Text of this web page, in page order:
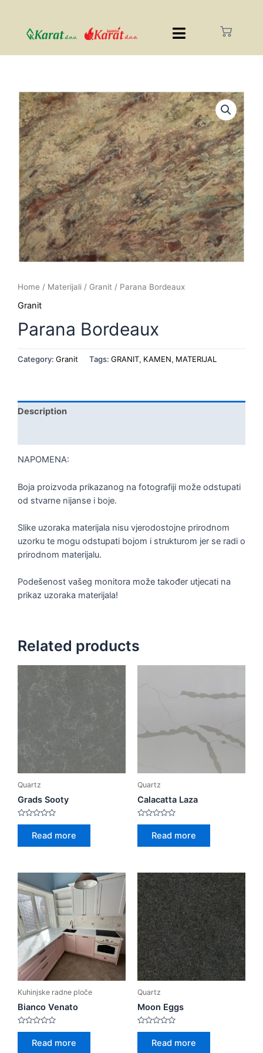
Home / Materijali / Granit / Parana Bordeaux
Granit
Parana Bordeaux
Category: Granit Tags: GRANIT, KAMEN, MATERIJAL
Description
NAPOMENA:
Boja proizvoda prikazanog na fotografiji može odstupati
od stvarne nijanse i boje.
Slike uzoraka materijala nisu vjerodostojne prirodnom
uzorku te mogu odstupati bojom i strukturom jer se radi o
prirodnom materijalu.
Podešenost vašeg monitora može također utjecati na
prikaz uzoraka materijala!
Related products
Quartz
Grads Sooty
Rated
Read more
Quartz
Calacatta Laza
Rated
Read more
Kuhinjske radne ploče
Bianco Venato
Rated
Read more
Quartz
Moon Eggs
Rated
Read more